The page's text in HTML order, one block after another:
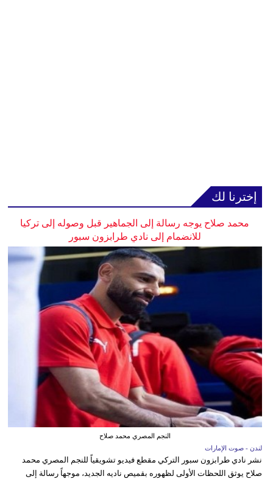
إخترنا لك
محمد صلاح يوجه رسالة إلى الجماهير قبل وصوله إلى تركيا
للانضمام إلى نادي طرابزون سبور
النجم المصري محمد صلاح
لندن - صوت الإمارات
نشر نادي طرابزون سبور التركي مقطع فيديو تشويقياً للنجم المصري محمد
صلاح يوثق اللحظات الأولى لظهوره بقميص ناديه الجديد، موجهاً رسالة إلى